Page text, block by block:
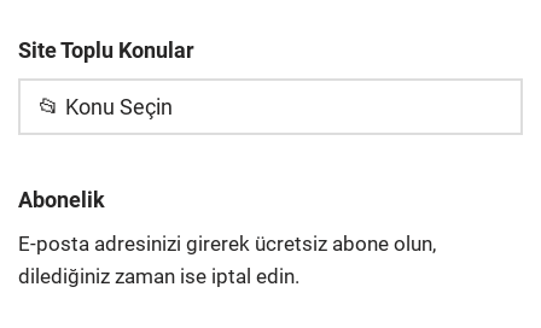
Site Toplu Konular
📂 Konu Seçin
Abonelik
E-posta adresinizi girerek ücretsiz abone olun,
dilediğiniz zaman ise iptal edin.